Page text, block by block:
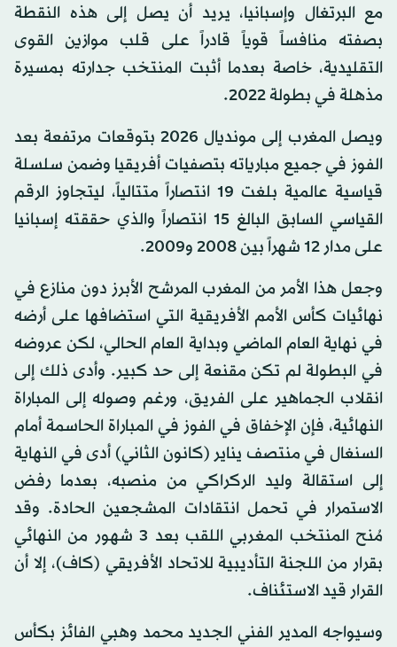
مع البرتغال وإسبانيا، يريد أن يصل إلى هذه النقطة
بصفته منافساً قوياً قادراً على قلب موازين القوى
التقليدية، خاصة بعدما أثبت المنتخب جدارته بمسيرة
مذهلة في بطولة 2022.
ويصل المغرب إلى مونديال 2026 بتوقعات مرتفعة بعد
الفوز في جميع مبارياته بتصفيات أفريقيا وضمن سلسلة
قياسية عالمية بلغت 19 انتصاراً متتالياً، ليتجاوز الرقم
القياسي السابق البالغ 15 انتصاراً والذي حققته إسبانيا
على مدار 12 شهراً بين 2008 و2009.
وجعل هذا الأمر من المغرب المرشح الأبرز دون منازع في
نهائيات كأس الأمم الأفريقية التي استضافها على أرضه
في نهاية العام الماضي وبداية العام الحالي، لكن عروضه
في البطولة لم تكن مقنعة إلى حد كبير. وأدى ذلك إلى
انقلاب الجماهير على الفريق، ورغم وصوله إلى المباراة
النهائية، فإن الإخفاق في الفوز في المباراة الحاسمة أمام
السنغال في منتصف يناير (كانون الثاني) أدى في النهاية
إلى استقالة وليد الركراكي من منصبه، بعدما رفض
الاستمرار في تحمل انتقادات المشجعين الحادة. وقد
مُنح المنتخب المغربي اللقب بعد 3 شهور من النهائي
بقرار من اللجنة التأديبية للاتحاد الأفريقي (كاف)، إلا أن
القرار قيد الاستئناف.
وسيواجه المدير الفني الجديد محمد وهبي الفائز بكأس